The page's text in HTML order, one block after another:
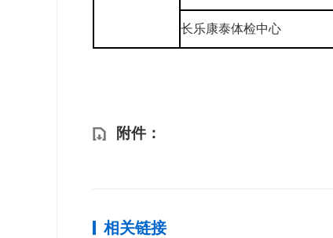
长乐康泰体检中心
附件：
相关链接